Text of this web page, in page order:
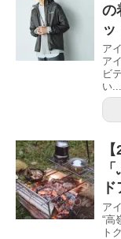
の
ッ
ア
ア
ビ
い...
ア
“高
ト